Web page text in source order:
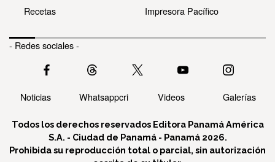
Recetas
Impresora Pacífico
- Redes sociales -
Noticias Whatsappcri Videos Galerías
Todos los derechos reservados Editora Panamá América
S.A. - Ciudad de Panamá - Panamá 2026.
Prohibida su reproducción total o parcial, sin autorización